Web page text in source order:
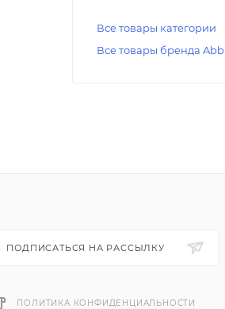
Все товары категории
Все товары бренда Abb
ПОДПИСАТЬСЯ НА РАССЫЛКУ
ПОЛИТИКА КОНФИДЕНЦИАЛЬНОСТИ